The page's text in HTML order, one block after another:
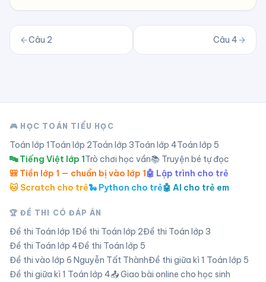
Câu 2 Câu 4
🎮 HỌC TOÁN TIỂU HỌC
Toán lớp 1Toán lớp 2Toán lớp 3Toán lớp 4Toán lớp 5
🔤 Tiếng Việt lớp 1Trò chơi học vần📚 Truyện bé tự đọc
🎒 Tiền lớp 1 — chuẩn bị vào lớp 1🤖 Lập trình cho trẻ
🐱 Scratch cho trẻ🐍 Python cho trẻ🤖 AI cho trẻ em
🏆 ĐỀ THI CÓ ĐÁP ÁN
Đề thi Toán lớp 1Đề thi Toán lớp 2Đề thi Toán lớp 3
Đề thi Toán lớp 4Đề thi Toán lớp 5
Đề thi vào lớp 6 Nguyễn Tất ThànhĐề thi giữa kì 1 Toán lớp 5
Đề thi giữa kì 1 Toán lớp 4📤 Giao bài online cho học sinh